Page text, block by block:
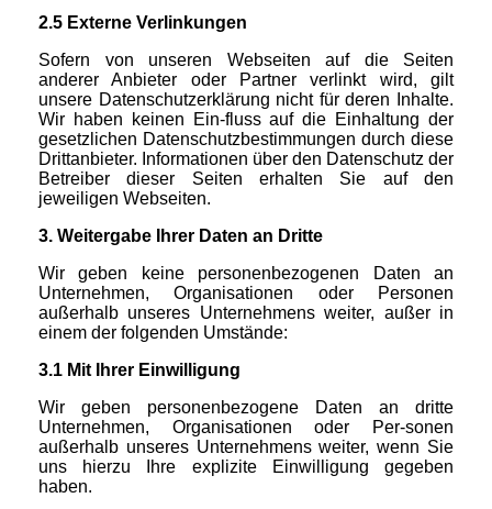
2.5 Externe Verlinkungen
Sofern von unseren Webseiten auf die Seiten
anderer Anbieter oder Partner verlinkt wird, gilt
unsere Datenschutzerklärung nicht für deren Inhalte.
Wir haben keinen Ein-fluss auf die Einhaltung der
gesetzlichen Datenschutzbestimmungen durch diese
Drittanbieter. Informationen über den Datenschutz der
Betreiber dieser Seiten erhalten Sie auf den
jeweiligen Webseiten.
3. Weitergabe Ihrer Daten an Dritte
Wir geben keine personenbezogenen Daten an
Unternehmen, Organisationen oder Personen
außerhalb unseres Unternehmens weiter, außer in
einem der folgenden Umstände:
3.1 Mit Ihrer Einwilligung
Wir geben personenbezogene Daten an dritte
Unternehmen, Organisationen oder Per-sonen
außerhalb unseres Unternehmens weiter, wenn Sie
uns hierzu Ihre explizite Einwilligung gegeben
haben.